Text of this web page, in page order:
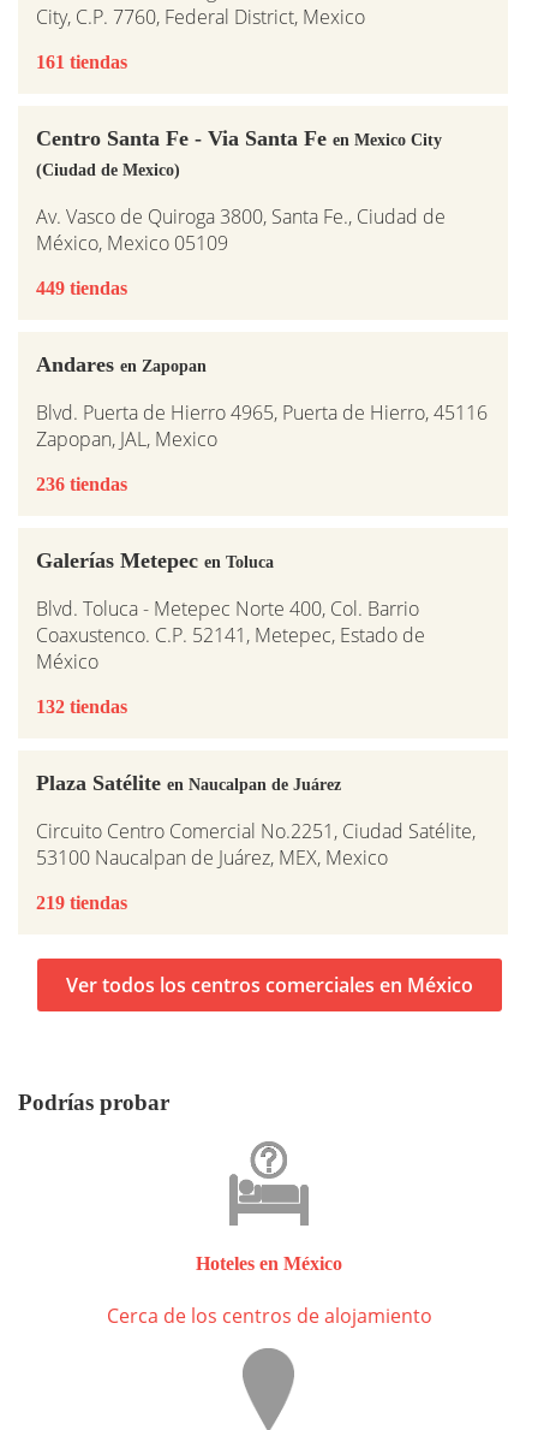
City, C.P. 7760, Federal District, Mexico
161 tiendas
Centro Santa Fe - Via Santa Fe en Mexico City
(Ciudad de Mexico)
Av. Vasco de Quiroga 3800, Santa Fe., Ciudad de
México, Mexico 05109
449 tiendas
Andares en Zapopan
Blvd. Puerta de Hierro 4965, Puerta de Hierro, 45116
Zapopan, JAL, Mexico
236 tiendas
Galerías Metepec en Toluca
Blvd. Toluca - Metepec Norte 400, Col. Barrio
Coaxustenco. C.P. 52141, Metepec, Estado de
México
132 tiendas
Plaza Satélite en Naucalpan de Juárez
Circuito Centro Comercial No.2251, Ciudad Satélite,
53100 Naucalpan de Juárez, MEX, Mexico
219 tiendas
Ver todos los centros comerciales en México
Podrías probar
Hoteles en México
Cerca de los centros de alojamiento